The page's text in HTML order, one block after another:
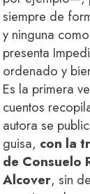
siempre de
y ninguna
presenta
ordenado y
Es la primera
cuentos
autora se
guisa, con la
de Consuelo
Alcover, sin